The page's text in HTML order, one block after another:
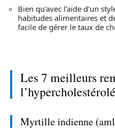
Bien qu’avec l’aide d’un
habitudes alimentaires et
facile de gérer le taux de
Les 7 meilleurs
Myrtille indienne